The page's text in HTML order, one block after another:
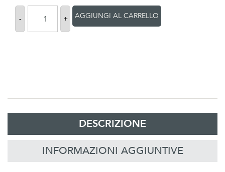
- + AGGIUNGI AL CARRELLO
DESCRIZIONE
INFORMAZIONI AGGIUNTIVE